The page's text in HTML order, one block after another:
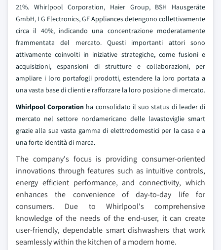
21%. Whirlpool Corporation, Haier Group, BSH Hausgeräte
GmbH, LG Electronics, GE Appliances detengono collettivamente
circa il 40%, indicando una concentrazione moderatamente
frammentata del mercato. Questi importanti attori sono
attivamente coinvolti in iniziative strategiche, come fusioni e
acquisizioni, espansioni di strutture e collaborazioni, per
ampliare i loro portafogli prodotti, estendere la loro portata a
una vasta base di clienti e rafforzare la loro posizione di mercato.
Whirlpool Corporation ha consolidato il suo status di leader di
mercato nel settore nordamericano delle lavastoviglie smart
grazie alla sua vasta gamma di elettrodomestici per la casa e a
una forte identità di marca.
The company's focus is providing consumer-oriented
innovations through features such as intuitive controls,
energy efficient performance, and connectivity, which
enhances the convenience of day-to-day life for
consumers. Due to Whirlpool's comprehensive
knowledge of the needs of the end-user, it can create
user-friendly, dependable smart dishwashers that work
seamlessly within the kitchen of a modern home.